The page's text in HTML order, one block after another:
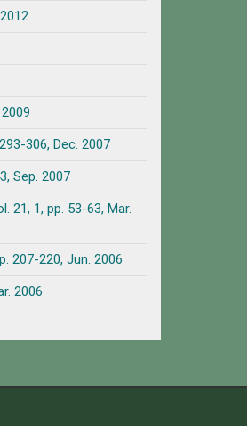
306, Dec. 2007
Sep. 2007
21, 1, pp. 53-63, Mar.
207-220, Jun. 2006
2006